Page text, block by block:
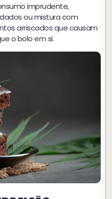
imprudente,
ou mistura com
arriscados que causam
o bolo em si.